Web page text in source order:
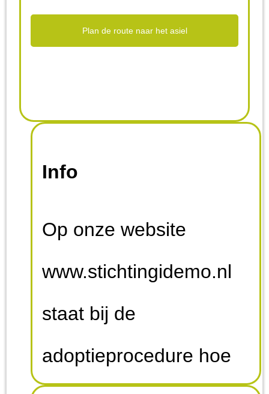
Plan de route naar het asiel
Info
Op onze website
www.stichtingidemo.nl
staat bij de
adoptieprocedure hoe